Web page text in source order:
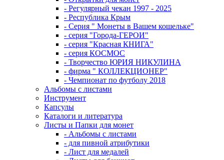
- Регулярный чекан 1997 - 2025
- Республика Крым
- Серия " Монеты в Вашем кошельке"
- серия "Города-ГЕРОИ"
- серия "Красная КНИГА"
- серия КОСМОС
- Творчество ЮРИЯ НИКУЛИНА
- фирма " КОЛЛЕКЦИОНЕР"
- Чемпионат по футболу 2018
Альбомы с листами
Инструмент
Капсулы
Каталоги и литература
Листы и Папки для монет
- Альбомы с листами
- для пивной атрибутики
- Лист для медалей